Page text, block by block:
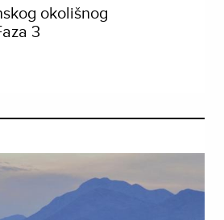
okolišnog
3